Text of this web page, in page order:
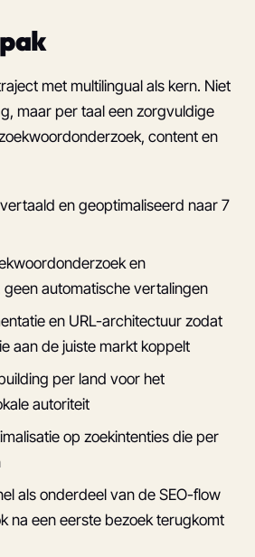
met multilingual als kern. Niet
maar per taal een zorgvuldige
content en
en geoptimaliseerd naar 7
en
automatische vertalingen
en URL-architectuur zodat
aan de juiste markt koppelt
per land voor het
autoriteit
op zoekintenties die per
als onderdeel van de SEO-flow
na een eerste bezoek terugkomt